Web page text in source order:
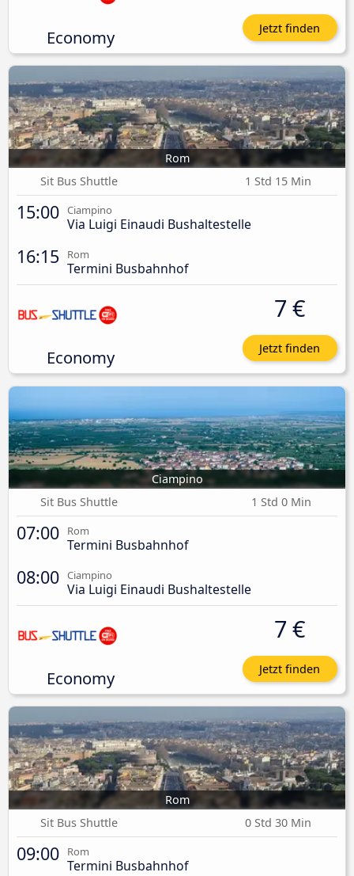
Economy Jetzt finden
Rom
Sit Bus Shuttle
1 Std 15 Min
15:00 Ciampino
Via Luigi Einaudi Bushaltestelle
16:15 Rom
Termini Busbahnhof
Economy
7 €
Jetzt finden
Ciampino
Sit Bus Shuttle
1 Std 0 Min
07:00 Rom
Termini Busbahnhof
08:00 Ciampino
Via Luigi Einaudi Bushaltestelle
Economy
7 €
Jetzt finden
Rom
Sit Bus Shuttle
0 Std 30 Min
09:00 Rom
Termini Busbahnhof